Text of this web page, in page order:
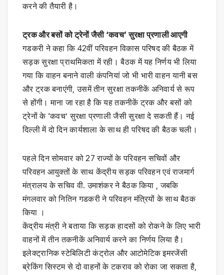
करने की तैयारी है।
ट्रक और बसों को ट्रेनों जैसी ‘कवच’ सुरक्षा प्रणाली आएगी
गडकरी ने कहा कि 42वीं परिवहन विकास परिषद की बैठक में
सड़क सुरक्षा प्राथमिकता में रही। बैठक में यह निर्णय भी लिया
गया कि वाहन बनाने वाली कंपनियां जो भी भारी वाहन यानी बस
और ट्रक बनाएंगी, उसमें तीन सुरक्षा तकनीकें अनिवार्य से रूप
से होंगी। माना जा रहा है कि यह तकनीकें ट्रक और बसों को
ट्रेनों के ‘कवच’ सुरक्षा प्रणाली जैसी सुरक्षा दे सकती हैं। नई
दिल्ली में दो दिन कार्यशाला के साथ ही परिषद की बैठक चली।
पहले दिन सोमवार को 27 राज्यों के परिवहन सचिवों और
परिवहन आयुक्तों के साथ केंद्रीय सड़क परिवहन एवं राजमार्ग
मंत्रालय के सचिव वी. उमाशंकर ने बैठक किया , जबकि
मंगलवार को नितिन गडकरी ने परिवहन मंत्रियों के साथ बैठक
किया ।
केंद्रीय मंत्री ने बताया कि सड़क हादसों को रोकने के लिए भारी
वाहनों में तीन तकनीकें अनिवार्य करने का निर्णय लिया है।
इलेक्ट्रानिक स्टेबिलिटी कंट्रोल और आटोमेटिक इमरजेंसी
ब्रेकिंग सिस्टम से दो वाहनों के टकराव को रोका जा सकता है,